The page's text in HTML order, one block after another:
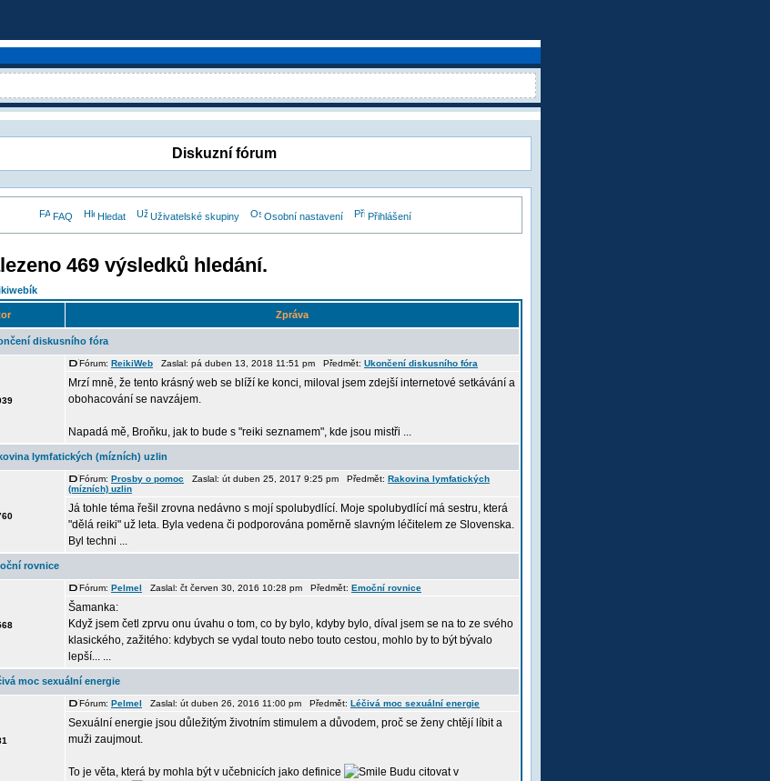
Diskuzní fórum
FAQ Hledat Uživatelské skupiny Osobní nastavení Přihlášení
469 výsledků hledání.
Zpráva
diskusního fóra
Fórum: ReikiWeb Zaslal: pá duben 13, 2018 11:51 pm Předmět: Ukončení diskusního fóra
Mrzí mně, že tento krásný web se blíží ke konci, miloval jsem zdejší internetové setkávání a
obohacování se navzájem.
Napadá mě, Broňku, jak to bude s "reiki seznamem", kde jsou mistři ...
lymfatických (mízních) uzlin
Fórum: Prosby o pomoc Zaslal: út duben 25, 2017 9:25 pm Předmět: Rakovina lymfatických
(mízních) uzlin
Já tohle téma řešil zrovna nedávno s mojí spolubydlící. Moje spolubydlící má sestru, která
"dělá reiki" už leta. Byla vedena či podporována poměrně slavným léčitelem ze Slovenska.
Byl techni ...
rovnice
Fórum: Pelmel Zaslal: čt červen 30, 2016 10:28 pm Předmět: Emoční rovnice
Šamanka:
Když jsem četl zprvu onu úvahu o tom, co by bylo, kdyby bylo, díval jsem se na to ze svého
klasického, zažitého: kdybych se vydal touto nebo touto cestou, mohlo by to být bývalo
lepší... ...
moc sexuální energie
Fórum: Pelmel Zaslal: út duben 26, 2016 11:00 pm Předmět: Léčivá moc sexuální energie
Sexuální energie jsou důležitým životním stimulem a důvodem, proč se ženy chtějí líbit a
muži zaujmout.
To je věta, která by mohla být v učebnicích jako definice
Budu citovat v